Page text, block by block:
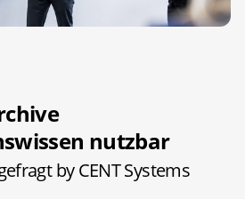
nutzbar
by CENT Systems